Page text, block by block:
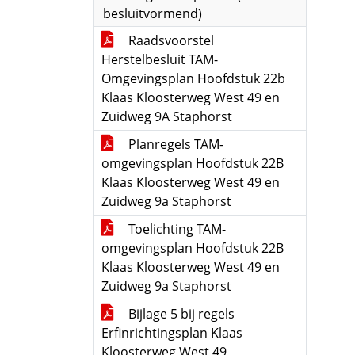
besluitvormend)
Raadsvoorstel
Herstelbesluit TAM-
Omgevingsplan Hoofdstuk 22b
Klaas Kloosterweg West 49 en
Zuidweg 9A Staphorst
Planregels TAM-
omgevingsplan Hoofdstuk 22B
Klaas Kloosterweg West 49 en
Zuidweg 9a Staphorst
Toelichting TAM-
omgevingsplan Hoofdstuk 22B
Klaas Kloosterweg West 49 en
Zuidweg 9a Staphorst
Bijlage 5 bij regels
Erfinrichtingsplan Klaas